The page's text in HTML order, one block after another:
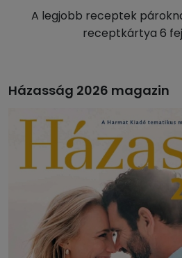
A legjobb receptek
receptkártya 6
Házasság 2026 magazin